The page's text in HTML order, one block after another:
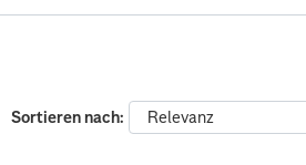
Sortieren nach